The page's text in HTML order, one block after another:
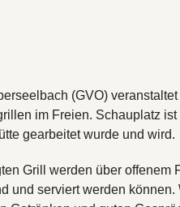
(GVO)
im Freien. Schauplatz
gearbeitet wurde und wird.
Grill werden über
und serviert werden